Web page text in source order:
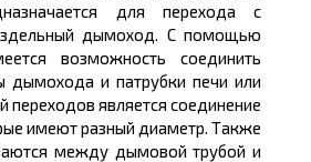
для перехода с
дымоход. С помощью
возможность соединить
дымохода и патрубки печи или
переходов является соединение
имеют разный диаметр. Также
между дымовой трубой и